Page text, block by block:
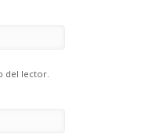
del lector.